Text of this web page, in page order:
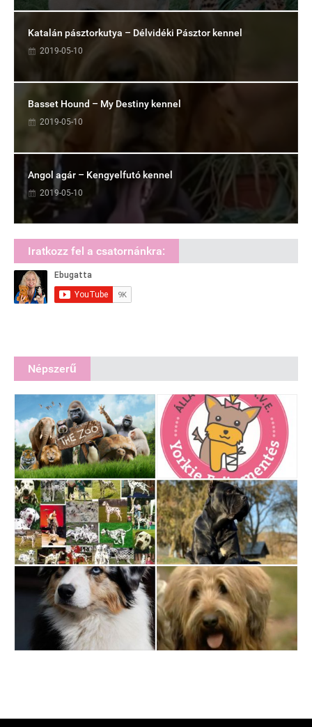
Katalán pásztorkutya – Délvidéki Pásztor kennel
2019-05-10
Basset Hound – My Destiny kennel
2019-05-10
Angol agár – Kengyelfutó kennel
2019-05-10
Iratkozz fel a csatornánkra:
Népszerű